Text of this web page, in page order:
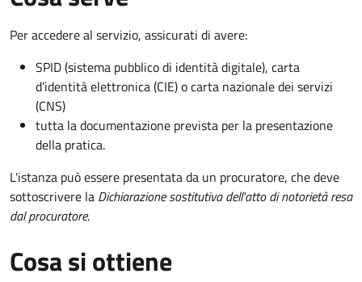
Per accedere al servizio, assicurati di avere:
SPID (sistema pubblico di identità digitale), carta
d’identità elettronica (CIE) o carta nazionale dei servizi
(CNS)
tutta la documentazione prevista per la presentazione
della pratica.
L'istanza può essere presentata da un procuratore, che deve
sottoscrivere la Dichiarazione sostitutiva dell'atto di notorietà resa
dal procuratore.
Cosa si ottiene